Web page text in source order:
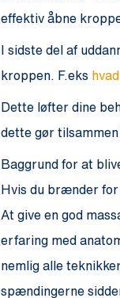
effektiv åbne
I sidste del af
kroppen. F.eks
Dette løfter dine
dette gør
Baggrund for at
Hvis du brænder
At give en god
erfaring med
nemlig alle
spændingerne